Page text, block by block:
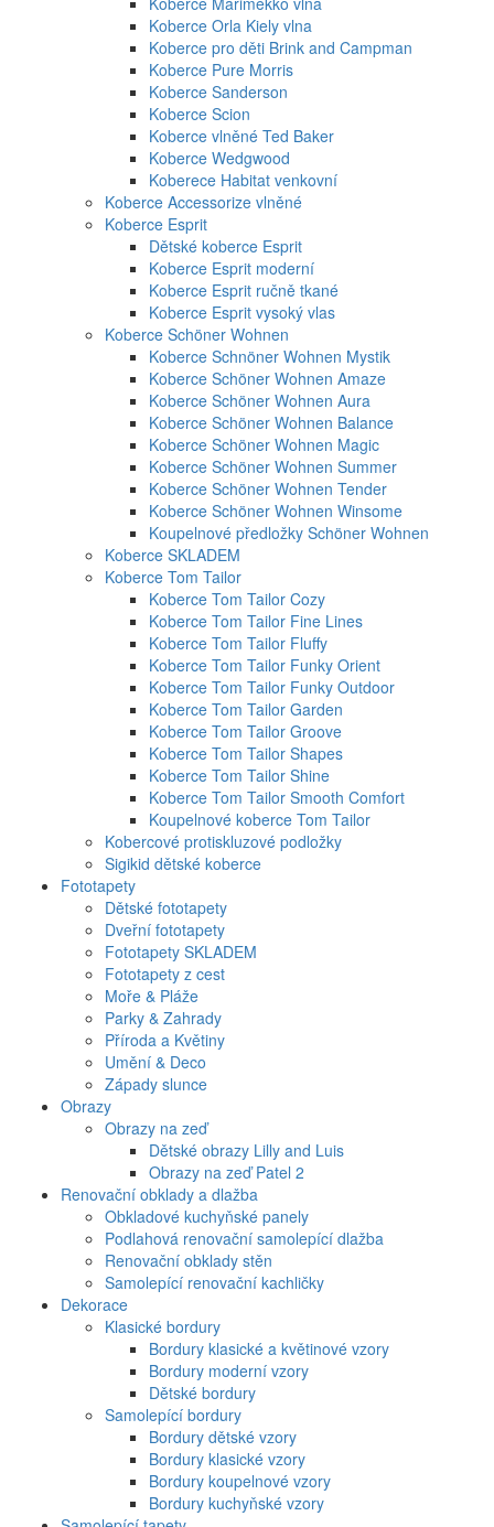
Koberce Orla Kiely vlna
Koberce pro děti Brink and Campman
Koberce Pure Morris
Koberce Sanderson
Koberce Scion
Koberce vlněné Ted Baker
Koberce Wedgwood
Koberece Habitat venkovní
Koberce Accessorize vlněné
Koberce Esprit
Dětské koberce Esprit
Koberce Esprit moderní
Koberce Esprit ručně tkané
Koberce Esprit vysoký vlas
Koberce Schöner Wohnen
Koberce Schnöner Wohnen Mystik
Koberce Schöner Wohnen Amaze
Koberce Schöner Wohnen Aura
Koberce Schöner Wohnen Balance
Koberce Schöner Wohnen Magic
Koberce Schöner Wohnen Summer
Koberce Schöner Wohnen Tender
Koberce Schöner Wohnen Winsome
Koupelnové předložky Schöner Wohnen
Koberce SKLADEM
Koberce Tom Tailor
Koberce Tom Tailor Cozy
Koberce Tom Tailor Fine Lines
Koberce Tom Tailor Fluffy
Koberce Tom Tailor Funky Orient
Koberce Tom Tailor Funky Outdoor
Koberce Tom Tailor Garden
Koberce Tom Tailor Groove
Koberce Tom Tailor Shapes
Koberce Tom Tailor Shine
Koberce Tom Tailor Smooth Comfort
Koupelnové koberce Tom Tailor
Kobercové protiskluzové podložky
Sigikid dětské koberce
Fototapety
Dětské fototapety
Dveřní fototapety
Fototapety SKLADEM
Fototapety z cest
Moře & Pláže
Parky & Zahrady
Příroda a Květiny
Umění & Deco
Západy slunce
Obrazy
Obrazy na zeď
Dětské obrazy Lilly and Luis
Obrazy na zeď Patel 2
Renovační obklady a dlažba
Obkladové kuchyňské panely
Podlahová renovační samolepící dlažba
Renovační obklady stěn
Samolepící renovační kachličky
Dekorace
Klasické bordury
Bordury klasické a květinové vzory
Bordury moderní vzory
Dětské bordury
Samolepící bordury
Bordury dětské vzory
Bordury klasické vzory
Bordury koupelnové vzory
Bordury kuchyňské vzory